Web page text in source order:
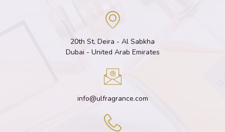
20th St, Deira - Al Sabkha
Dubai - United Arab Emirates
info@ulfragrance.com